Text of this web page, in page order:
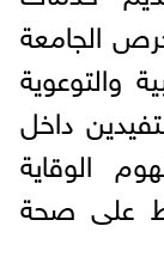
الجامعة
والتوعوية
داخل
الوقاية
على صحة